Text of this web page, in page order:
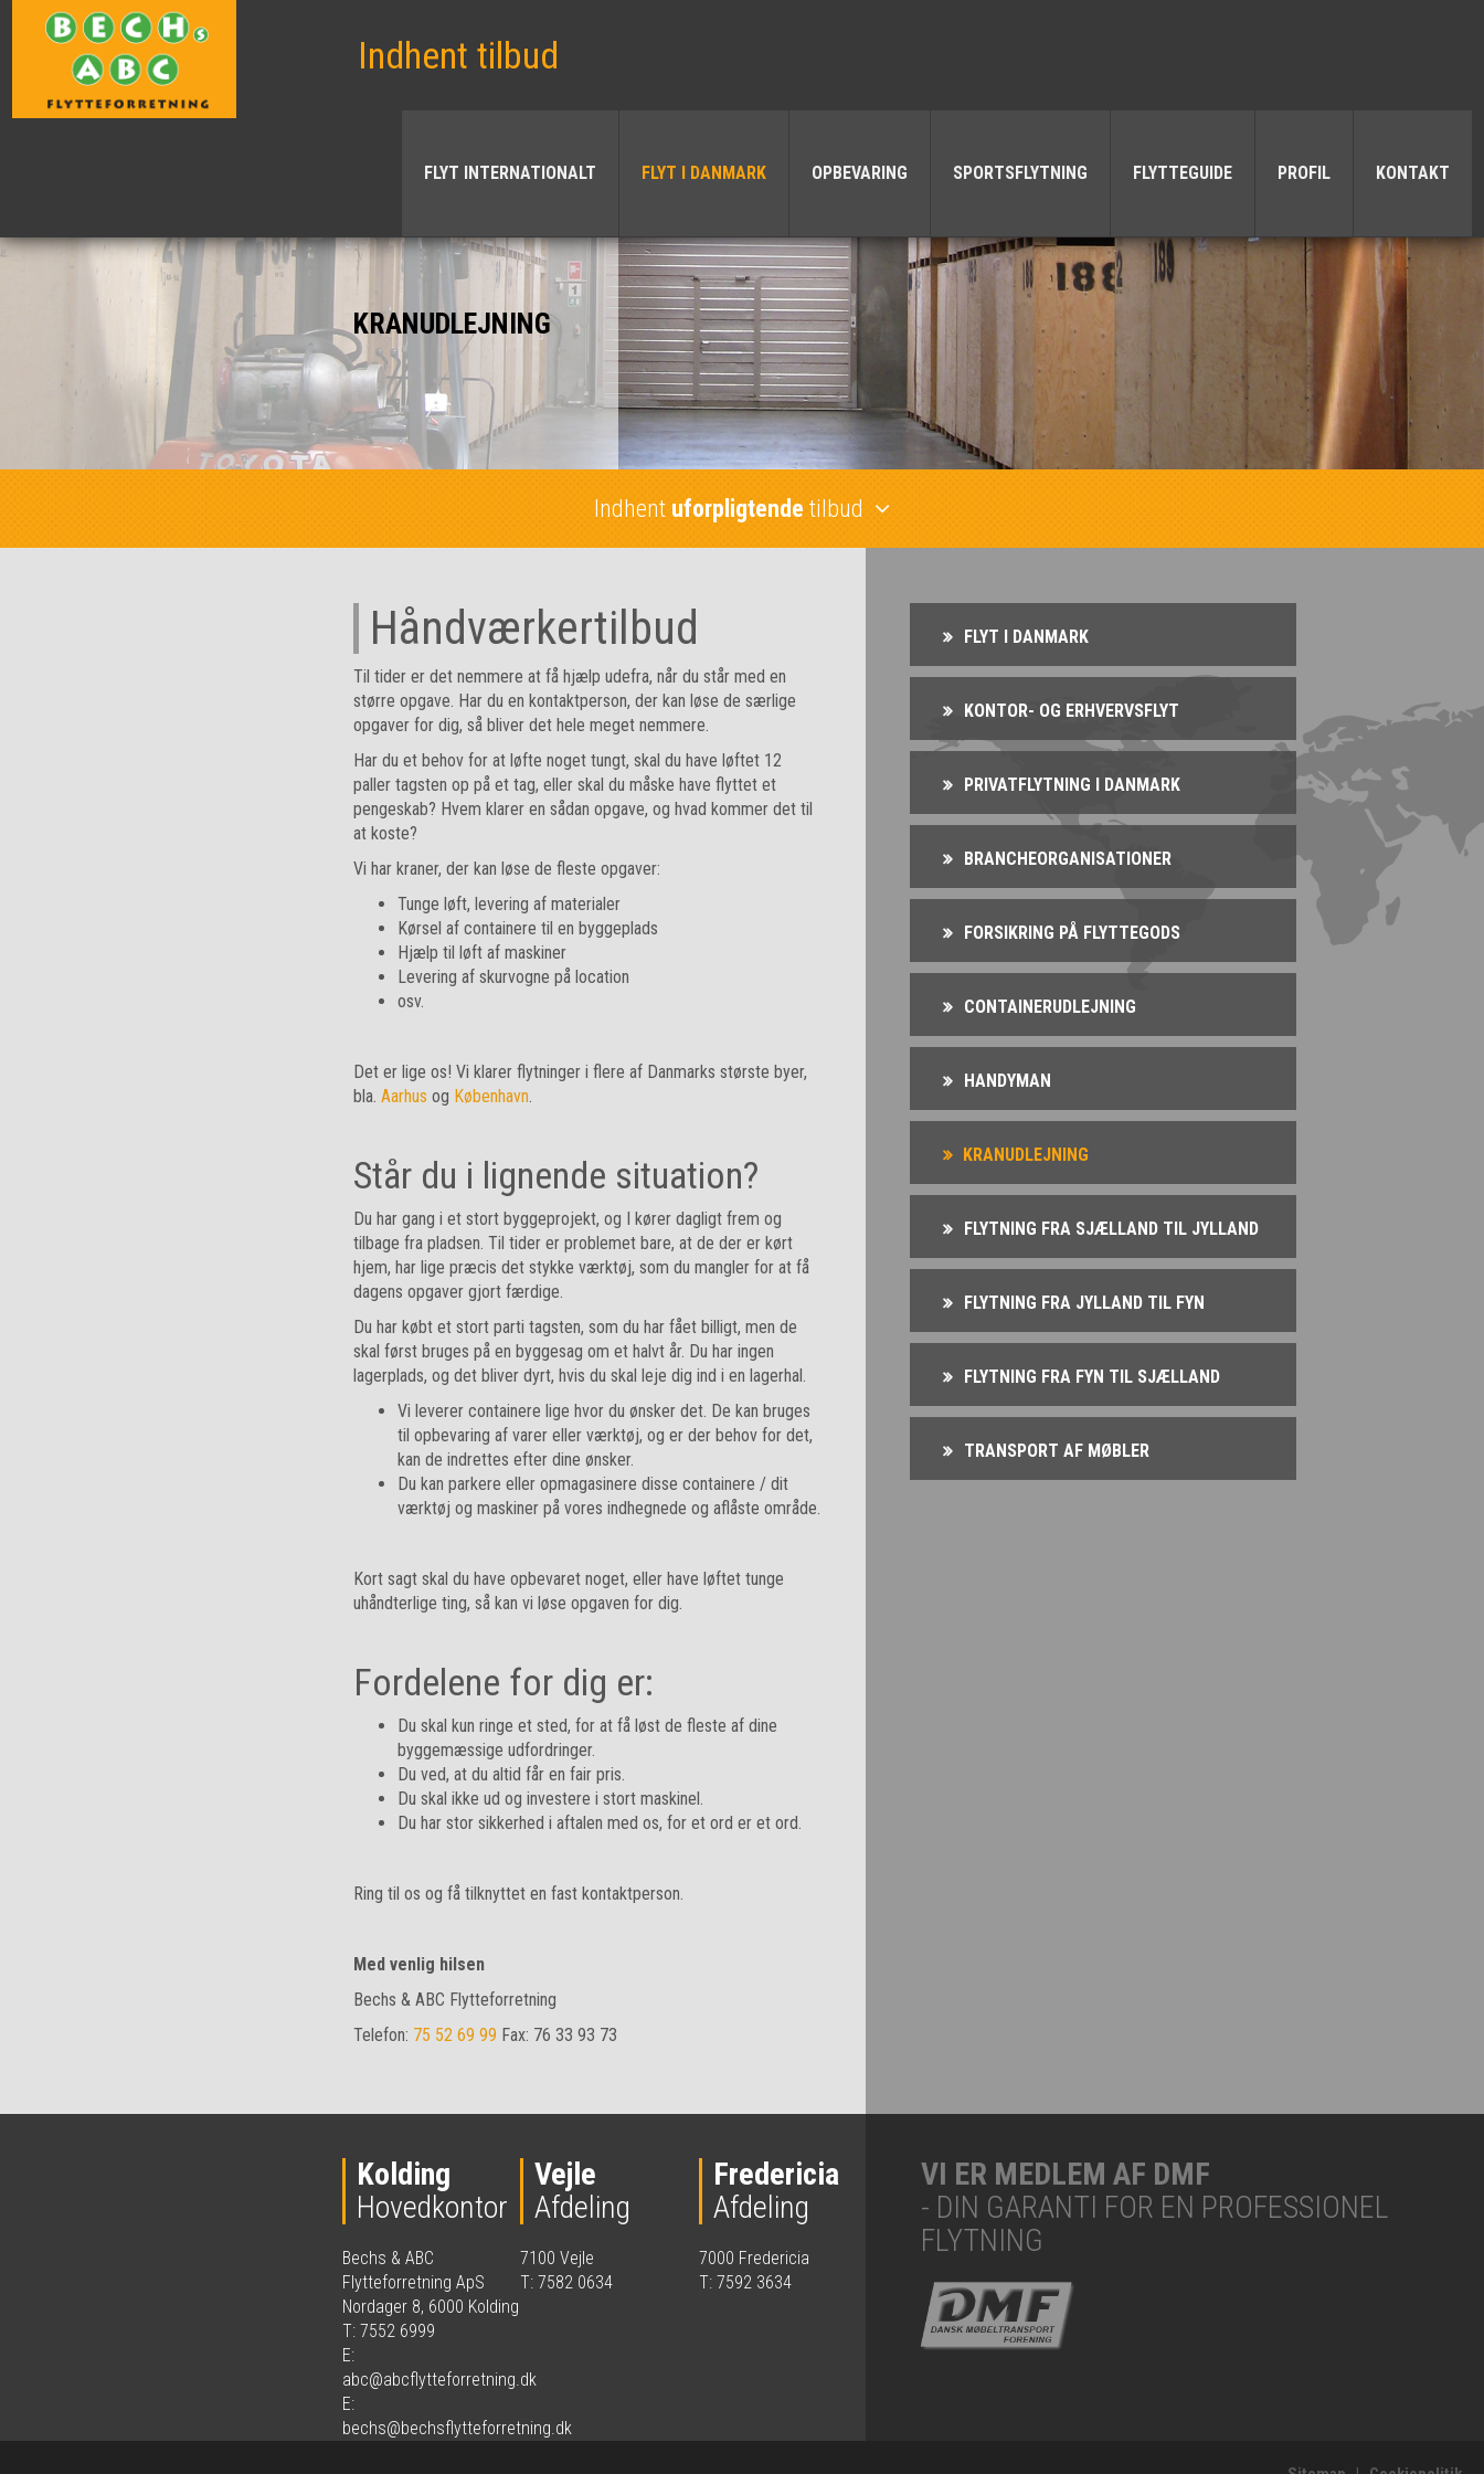
Indhent tilbud
FLYT INTERNATIONALT FLYT I DANMARK OPBEVARING SPORTSFLYTNING FLYTTEGUIDE PROFIL KONTAKT
KRANUDLEJNING
Indhent uforpligtende tilbud
Håndværkertilbud
Til tider er det nemmere at få hjælp udefra, når du står med en
større opgave. Har du en kontaktperson, der kan løse de særlige
opgaver for dig, så bliver det hele meget nemmere.
Har du et behov for at løfte noget tungt, skal du have løftet 12
paller tagsten op på et tag, eller skal du måske have flyttet et
pengeskab? Hvem klarer en sådan opgave, og hvad kommer det til
at koste?
Vi har kraner, der kan løse de fleste opgaver:
Tunge løft, levering af materialer
Kørsel af containere til en byggeplads
Hjælp til løft af maskiner
Levering af skurvogne på location
osv.
Det er lige os! Vi klarer flytninger i flere af Danmarks største byer,
bla. Aarhus og København.
Står du i lignende situation?
Du har gang i et stort byggeprojekt, og I kører dagligt frem og
tilbage fra pladsen. Til tider er problemet bare, at de der er kørt
hjem, har lige præcis det stykke værktøj, som du mangler for at få
dagens opgaver gjort færdige.
Du har købt et stort parti tagsten, som du har fået billigt, men de
skal først bruges på en byggesag om et halvt år. Du har ingen
lagerplads, og det bliver dyrt, hvis du skal leje dig ind i en lagerhal.
Vi leverer containere lige hvor du ønsker det. De kan bruges
til opbevaring af varer eller værktøj, og er der behov for det,
kan de indrettes efter dine ønsker.
Du kan parkere eller opmagasinere disse containere / dit
værktøj og maskiner på vores indhegnede og aflåste område.
Kort sagt skal du have opbevaret noget, eller have løftet tunge
uhåndterlige ting, så kan vi løse opgaven for dig.
Fordelene for dig er:
Du skal kun ringe et sted, for at få løst de fleste af dine
byggemæssige udfordringer.
Du ved, at du altid får en fair pris.
Du skal ikke ud og investere i stort maskinel.
Du har stor sikkerhed i aftalen med os, for et ord er et ord.
Ring til os og få tilknyttet en fast kontaktperson.
Med venlig hilsen
Bechs & ABC Flytteforretning
Telefon: 75 52 69 99 Fax: 76 33 93 73
FLYT I DANMARK
KONTOR- OG ERHVERVSFLYT
PRIVATFLYTNING I DANMARK
BRANCHEORGANISATIONER
FORSIKRING PÅ FLYTTEGODS
CONTAINERUDLEJNING
HANDYMAN
KRANUDLEJNING
FLYTNING FRA SJÆLLAND TIL JYLLAND
FLYTNING FRA JYLLAND TIL FYN
FLYTNING FRA FYN TIL SJÆLLAND
TRANSPORT AF MØBLER
Kolding
Hovedkontor
Bechs & ABC
Flytteforretning ApS
Nordager 8, 6000 Kolding
T: 7552 6999
E:
abc@abcflytteforretning.dk
E:
bechs@bechsflytteforretning.dk
Vejle
Afdeling
7100 Vejle
T: 7582 0634
Fredericia
Afdeling
7000 Fredericia
T: 7592 3634
VI ER MEDLEM AF DMF
- DIN GARANTI FOR EN PROFESSIONEL
FLYTNING